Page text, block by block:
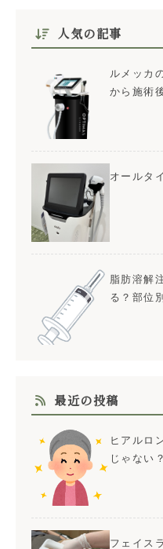
人気の記事
ルメッカ
から施術
オールタ
脂肪溶解
る？部位
最近の投稿
ヒアルロ
じゃない？
フェイス